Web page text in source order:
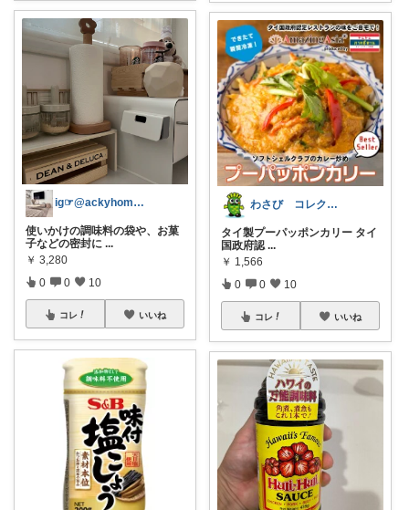
ig☞@ackyhome 姉妹ママ
使いかけの調味料の袋や、お菓
子などの密封に ...
￥ 3,280
0 0 10
コレ いいね
わさび コレクションもご利用ください
タイ製プーパッポンカリー タイ
国政府認 ...
￥ 1,566
0 0 10
コレ いいね